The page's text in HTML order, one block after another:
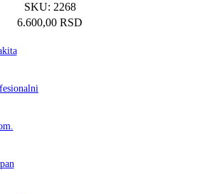
SKU: 2268
6.600,00 RSD